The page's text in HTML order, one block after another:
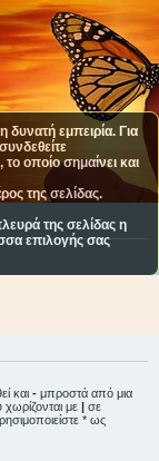
και - μπροστά από μια
με | σε
* ως
δυνατή εμπειρία. Για
οποίο σημαίνει και
της σελίδας.
της σελίδας η
επιλογής σας